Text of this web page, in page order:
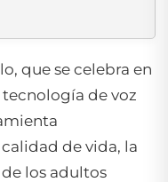
que se celebra en
tecnología de voz
de vida, la
los adultos